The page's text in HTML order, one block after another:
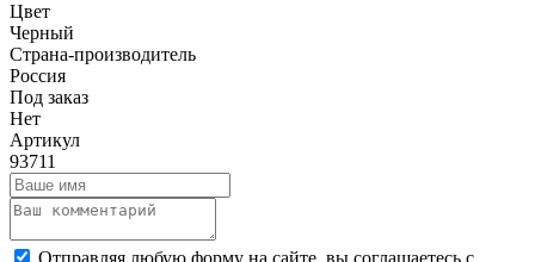
Цвет
Черный
Страна-производитель
Россия
Под заказ
Нет
Артикул
93711